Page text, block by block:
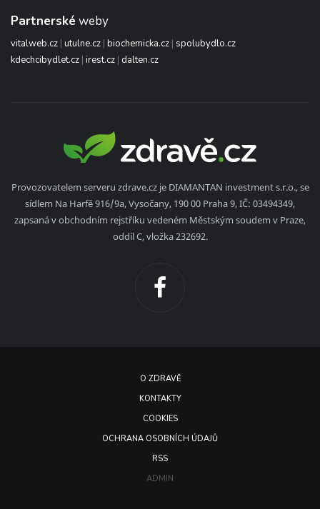
Partnerské weby
vitalweb.cz | utulne.cz | biochemicka.cz | spolubydlo.cz
kdechcibydlet.cz | irest.cz | dalten.cz
Provozovatelem serveru zdrave.cz je DIAMANTAN investment s.r.o., se
sídlem Na Harfě 916/9a, Vysočany, 190 00 Praha 9, IČ: 03494349,
zapsaná v obchodním rejstříku vedeném Městským soudem v Praze,
oddíl C, vložka 232692.
O ZDRAVĚ
KONTAKTY
COOKIES
OCHRANA OSOBNÍCH ÚDAJŮ
RSS
ADMIN